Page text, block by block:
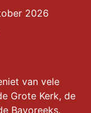
2026
van vele
Grote Kerk, de
Bavoreeks.